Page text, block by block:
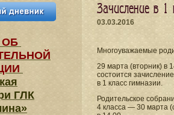
Зачисление в 1
03.03.2016
Многоуважаемые
29 марта (вторник) в
состоится зачисление
в 1 класс гимназии.
Родительское
4 класса — 30 марта
ОБ
ГЛК